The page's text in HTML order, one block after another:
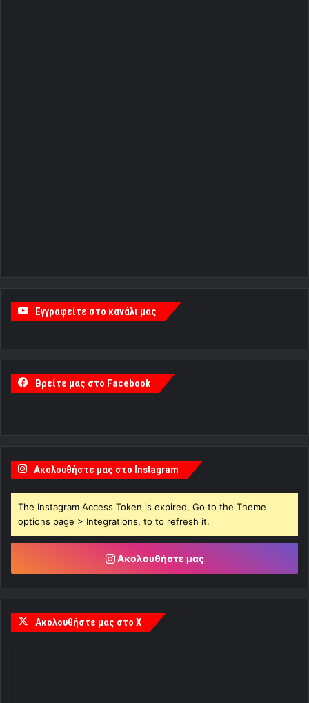
Εγγραφείτε στο κανάλι μας
Βρείτε μας στο Facebook
Ακολουθήστε μας στο Instagram
The Instagram Access Token is expired, Go to the Theme
options page > Integrations, to to refresh it.
Ακολουθήστε μας
Ακολουθήστε μας στο X